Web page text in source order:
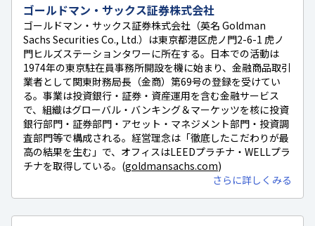
ゴールドマン・サックス証券株式会社
ゴールドマン・サックス証券株式会社（英名 Goldman
Sachs Securities Co., Ltd.）は東京都港区虎ノ門2-6-1 虎ノ
門ヒルズステーションタワーに所在する。日本での活動は
1974年の東京駐在員事務所開設を機に始まり、金融商品取引
業者として関東財務局長（金商）第69号の登録を受けてい
る。事業は投資銀行・証券・資産運用を含む金融サービス
で、組織はグローバル・バンキング＆マーケッツを核に投資
銀行部門・証券部門・アセット・マネジメント部門・投資調
査部門等で構成される。経営理念は「徹底したこだわりが最
高の結果を生む」で、オフィスはLEEDプラチナ・WELLプラ
チナを取得している。(goldmansachs.com)
さらに詳しくみる